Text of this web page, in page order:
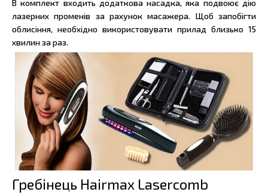
В комплект входить додаткова насадка, яка подвоює дію
лазерних променів за рахунок масажера. Щоб запобігти
облисіння, необхідно використовувати прилад близько 15
хвилин за раз.
Гребінець Hairmax Lasercomb